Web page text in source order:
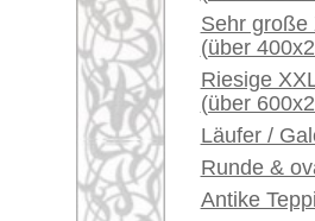
Händler können ihre
großen Teppiche hier
verkaufen
Info Center
Häufige Fragen (FAQ)
AGB
Bestellvorgang
Lieferung und Zahlung
Widerrufsrecht
Datenschutz